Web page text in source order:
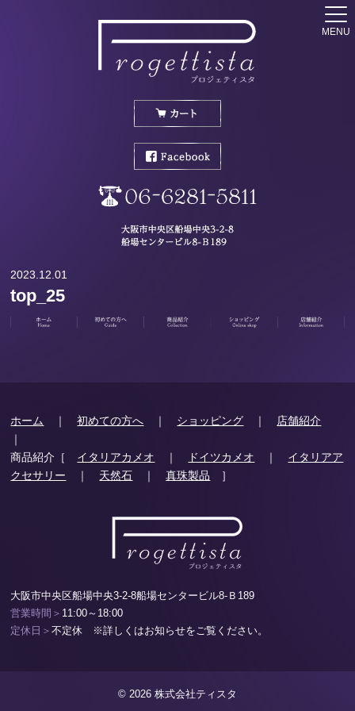
MENU
2023.12.01
top_25
ホーム ｜初めての方へ ｜ ショッピング ｜ 店舗紹介
｜
商品紹介［ イタリアカメオ ｜ ドイツカメオ ｜ イタリアア
クセサリー ｜ 天然石 ｜真珠製品 ］
大阪市中央区船場中央3-2-8船場センタービル8-Ｂ189
営業時間＞ 11:00～18:00
定休日＞不定休 ※詳しくはお知らせをご覧ください。
© 2026 株式会社ティスタ